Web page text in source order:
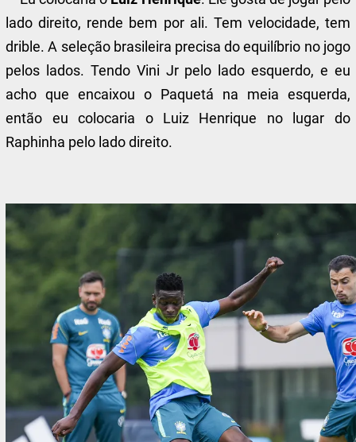
lado direito, rende bem por ali. Tem velocidade, tem
drible. A seleção brasileira precisa do equilíbrio no jogo
pelos lados. Tendo Vini Jr pelo lado esquerdo, e eu
acho que encaixou o Paquetá na meia esquerda,
então eu colocaria o Luiz Henrique no lugar do
Raphinha pelo lado direito.